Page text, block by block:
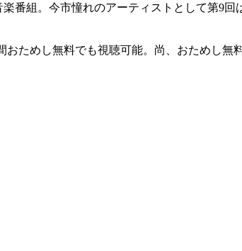
番組。今市憧れのアーティストとして第9
おためし無料でも視聴可能。尚、おためし